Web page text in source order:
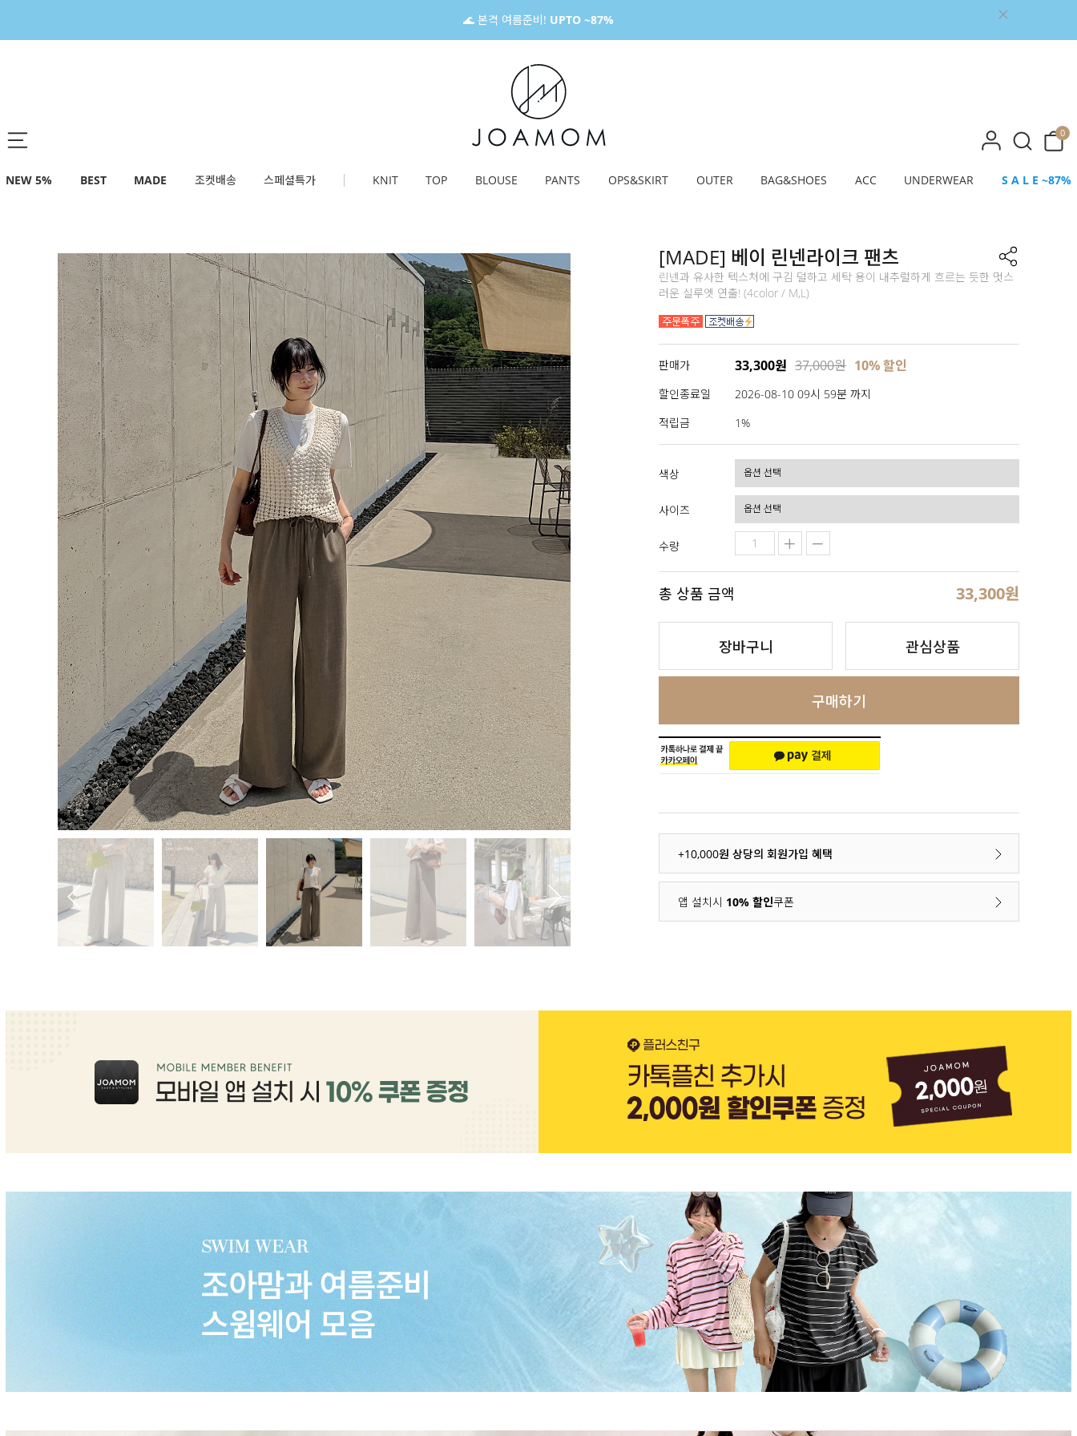
🌊 본격 여름준비! UPTO ~87%
0
NEW 5% BEST MADE 조켓배송 스페셜특가 KNIT TOP BLOUSE PANTS OPS&SKIRT OUTER BAG&SHOES ACC UNDERWEAR S A L E ~87%
[MADE] 베이 린넨라이크 팬츠
린넨과 유사한 텍스처에 구김 덜하고 세탁 용이 내추럴하게 흐르는 듯한 멋스
러운 실루엣 연출! (4color / M,L)
판매가 33,300원 37,000원 10% 할인
할인종료일
2026-08-10 09시 59분 까지
적립금
1%
색상
사이즈
수량
총 상품 금액 33,300원
장바구니 관심상품
구매하기
+10,000원 상당의 회원가입 혜택
앱 설치시 10% 할인쿠폰